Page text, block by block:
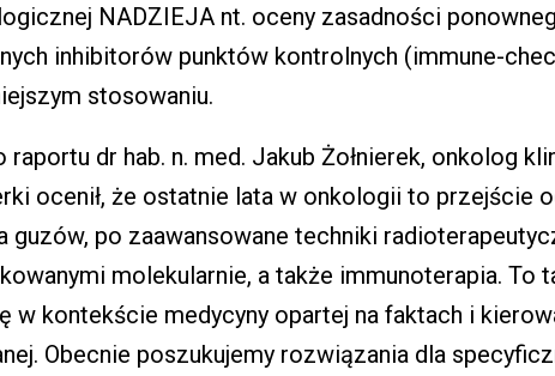
NADZIEJA nt. oceny zasadności
inhibitorów punktów kontrolnych (immune-
stosowaniu.
raportu dr hab. n. med. Jakub Żołnierek, onkolog
ocenił, że ostatnie lata w onkologii to przejście
guzów, po zaawansowane techniki
molekularnie, a także immunoterapia. To
w kontekście medycyny opartej na faktach i
Obecnie poszukujemy rozwiązania dla